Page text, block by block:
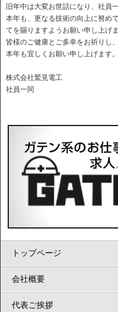
旧年中は大変お世話になり、社員
本年も、更なる技術の向上に努め
てを賜りますようお願い申し上げま
皆様のご健康とご多幸をお祈りし
本年も宜しくお願い申し上げます。
株式会社鷲見電工
社員一同
トップページ
会社概要
代表ご挨拶